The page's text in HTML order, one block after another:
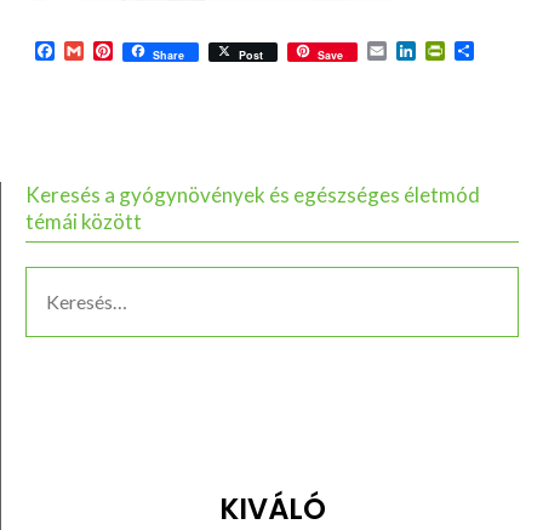
Facebook
GmailPinterest
Share Post Save EmailLinkedIn
Keresés a gyógynövények és egészséges életmód
témái között
KIVÁLÓ